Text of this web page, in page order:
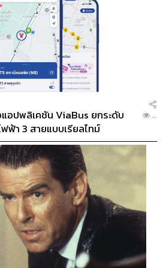
ตั้งรัฐบาล แม้ว่าที่ผู้นำคนใหม่จะมี
แต่ด้วยปัญหาเศรษฐกิจภายในที่รุม
บกรับผู้ลี้ภัยจำนวนมาก ทำให้
เวลานี้พวกเขาไม่แข็งแกร่งเหมือน
า รัฐบาลใหม่ที่นำโดยพรรค CDU
ฐบาลเดิมอย่าง SDP ซึ่งแกนนำยัง
ขยับจากกลางซ้าย มาเป็นกลางขวา
าสนับสนุนยูเครนด้วย
ยังคงทิ้ง EU ไม่ได้ และต้องจับมือกับ
ะเวลานี้สหรัฐฯ ไปอยู่กับรัสเซีย เป็น
องความมั่นคงยุโรป และโลก ยุโรป
บายไปกันคนละทางมากขึ้น
ขึ้น และแน่นขึ้น เพราะภัยคุกคาม
รับเองหมดไม่ได้ เดิมมีสหรัฐฯ เป็น
อปพลิเคชัน ViaBus ยกระดับ
ฟ้า 3 สายแบบเรียลไทม์
...